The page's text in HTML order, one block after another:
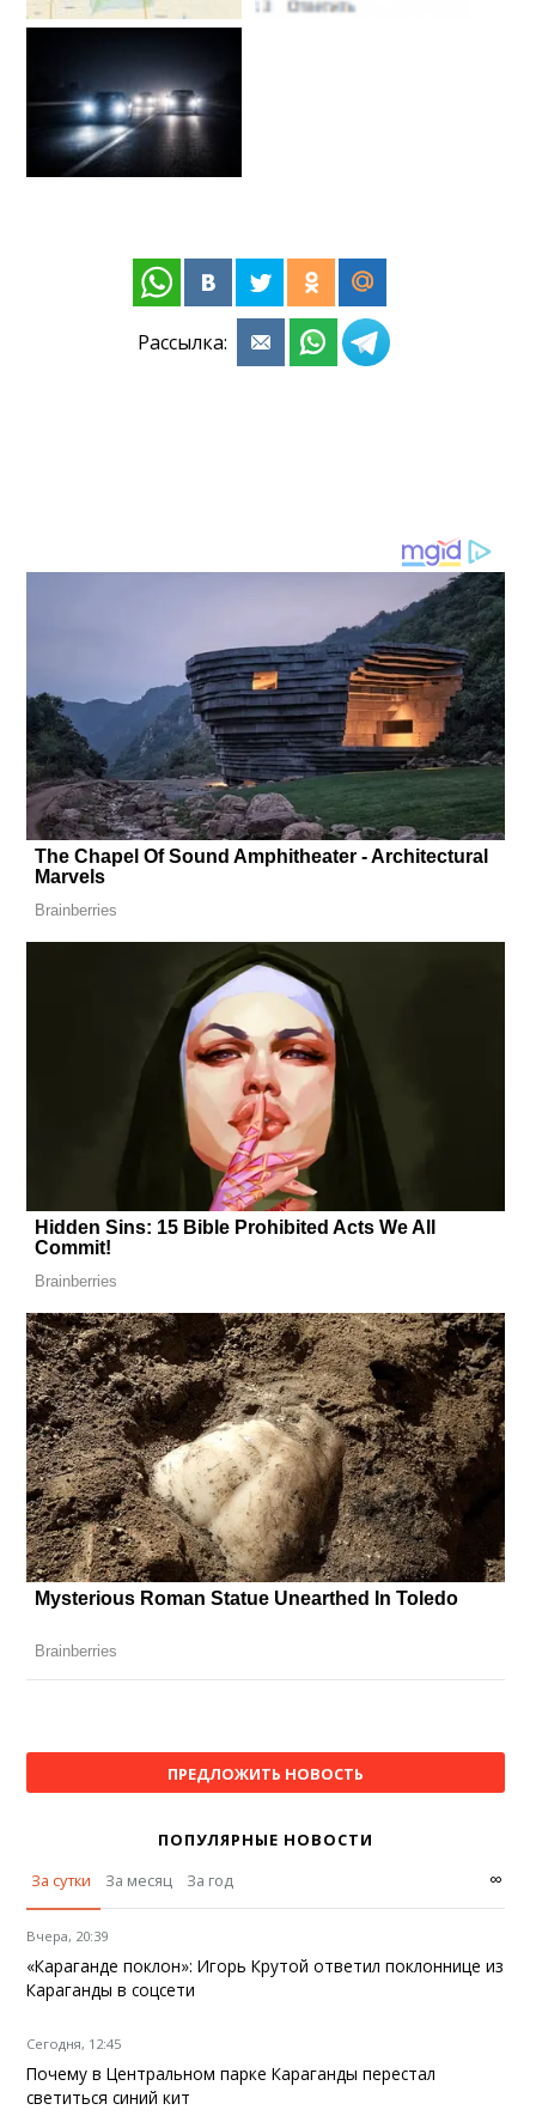
Рассылка:
ПРЕДЛОЖИТЬ НОВОСТЬ
ПОПУЛЯРНЫЕ НОВОСТИ
За сутки
За месяц За год ∞
Вчера, 20:39
«Караганде поклон»: Игорь Крутой ответил поклоннице из
Караганды в соцсети
Сегодня, 12:45
Почему в Центральном парке Караганды перестал
светиться синий кит